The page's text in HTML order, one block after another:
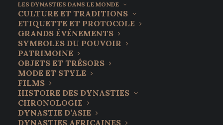
LES DYNASTIES DANS LE MONDE
CULTURE ET TRADITIONS
ETIQUETTE ET PROTOCOLE
GRANDS ÉVÉNEMENTS
SYMBOLES DU POUVOIR
PATRIMOINE
OBJETS ET TRÉSORS
MODE ET STYLE
FILMS
HISTOIRE DES DYNASTIES
CHRONOLOGIE
DYNASTIE D’ASIE
DYNASTIES AFRICAINES
Un groupe de Heavy
métal défie la